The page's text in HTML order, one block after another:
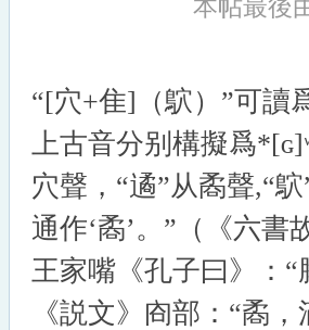
本帖最後
“[穴+隹]（鴥）”可讀
上古音分别構擬爲
穴聲，“遹”从矞聲,“
通作‘矞’。”（《六書
王家嘴《孔子曰》：“
《説文》㕯部：“矞